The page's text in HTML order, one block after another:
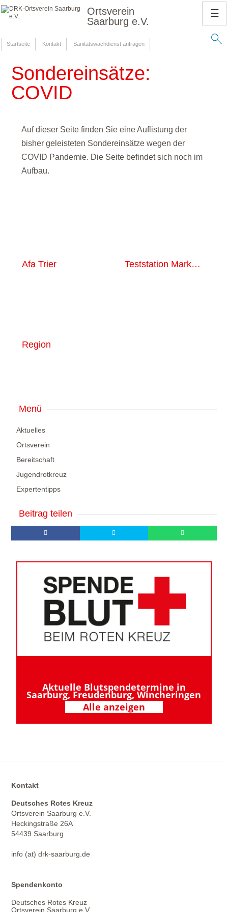
Ortsverein
Saarburg e.V.
Startseite Kontakt Sanitätswachdienst anfragen
☰
Sondereinsätze:
COVID
Auf dieser Seite finden Sie eine Auflistung der
bisher geleisteten Sondereinsätze wegen der
COVID Pandemie. Die Seite befindet sich noch im
Aufbau.
Afa Trier Teststation Markusberg
Region
Menü
Aktuelles
Ortsverein
Bereitschaft
Jugendrotkreuz
Expertentipps
Beitrag teilen
Aktuelle Blutspendetermine in
Saarburg, Freudenburg, Wincheringen
Alle anzeigen
Kontakt
Deutsches Rotes Kreuz
Ortsverein Saarburg e.V.
Heckingstraße 26A
54439 Saarburg
info (at) drk-saarburg.de
Spendenkonto
Deutsches Rotes Kreuz
Ortsverein Saarburg e.V.